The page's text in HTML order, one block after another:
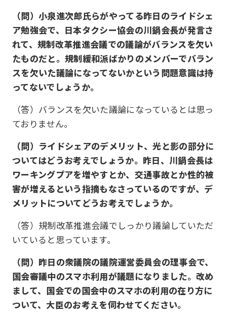
（問）小泉進次郎氏らがやってる昨日のライドシェ
ア勉強会で、日本タクシー協会の川鍋会長が発言さ
れて、規制改革推進会議での議論がバランスを欠い
たものだと。規制緩和派ばかりのメンバーでバラン
スを欠いた議論になってないかという問題意識は持
ってないでしょうか。
（答）バランスを欠いた議論になっているとは思っ
ておりません。
（問）ライドシェアのデメリット、光と影の部分に
ついてはどうお考えでしょうか。昨日、川鍋会長は
ワーキングプアを増やすとか、交通事故とか性的被
害が増えるという指摘もなさっているのですが、デ
メリットについてどうお考えでしょうか。
（答）規制改革推進会議でしっかり議論していただ
いていると思っています。
（問）昨日の衆議院の議院運営委員会の理事会で、
国会審議中のスマホ利用が議題になりました。改め
まして、国会での国会中のスマホの利用の在り方に
ついて、大臣のお考えを伺わせてください。